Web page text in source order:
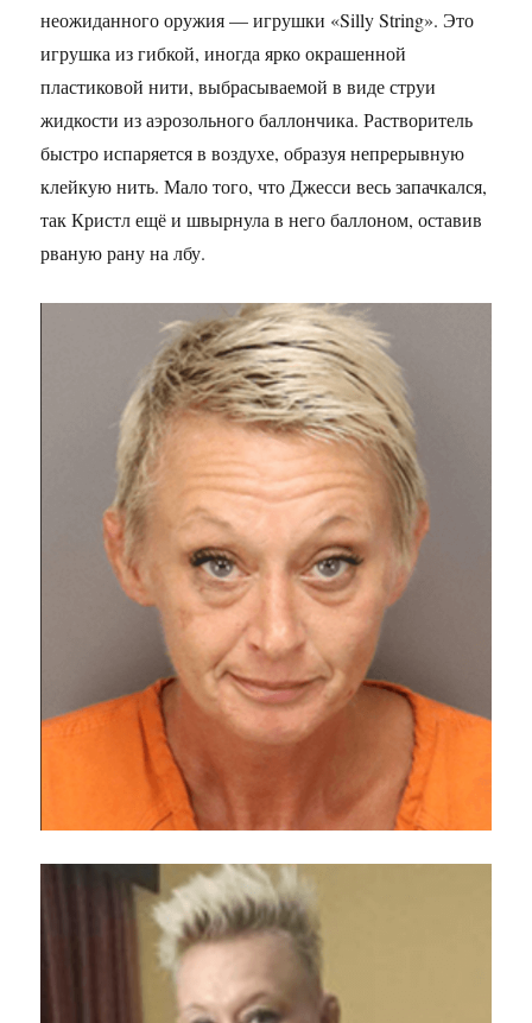
неожиданного оружия — игрушки «Silly String». Это
игрушка из гибкой, иногда ярко окрашенной
пластиковой нити, выбрасываемой в виде струи
жидкости из аэрозольного баллончика. Растворитель
быстро испаряется в воздухе, образуя непрерывную
клейкую нить. Мало того, что Джесси весь запачкался,
так Кристл ещё и швырнула в него баллоном, оставив
рваную рану на лбу.